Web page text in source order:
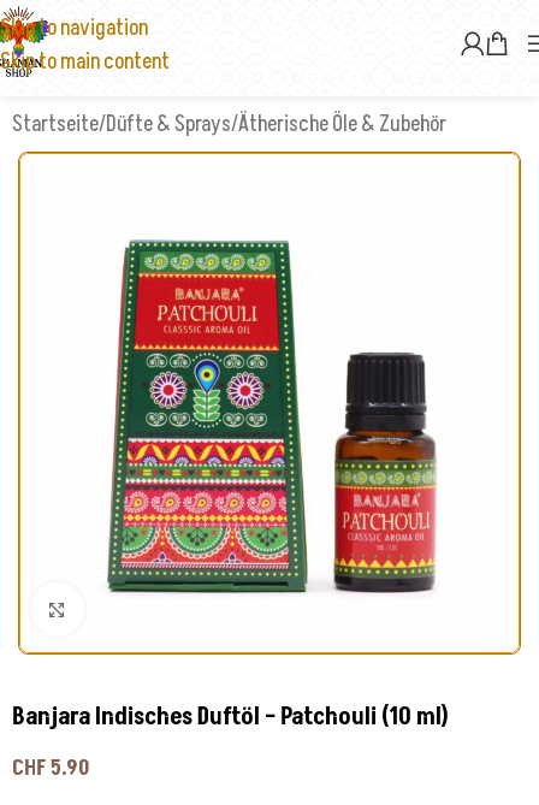
Skip to navigation
Skip to main content
Startseite/Düfte & Sprays/Ätherische Öle & Zubehör
Banjara Indisches Duftöl – Patchouli (10 ml)
CHF5.90